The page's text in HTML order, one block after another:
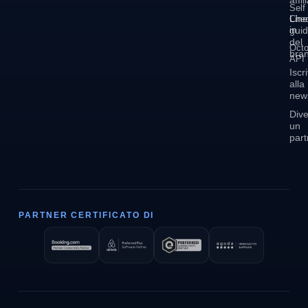
Self
in
API
del
alla
un
PARTNER CERTIFICATO DI